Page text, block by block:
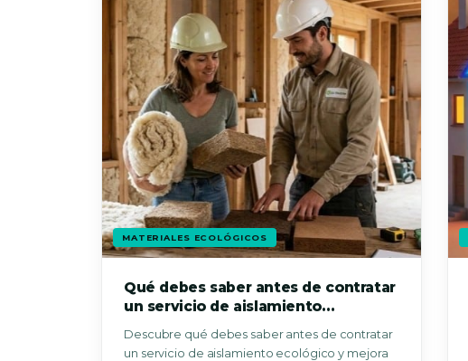
MATERIALES ECOLÓGICOS
Qué debes saber antes de contratar
un servicio de aislamiento
ecológico
Descubre qué debes saber antes de contratar
un servicio de aislamiento ecológico y mejora